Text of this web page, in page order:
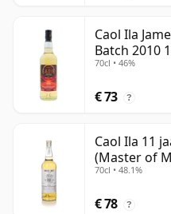
Caol Ila
Batch 2010
70cl • 46%
€ 73 ?
Caol Ila 11
(Master of
70cl • 48.1%
€ 78 ?